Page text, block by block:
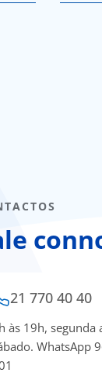
21 770 40 40
às 19h, segunda
WhatsApp